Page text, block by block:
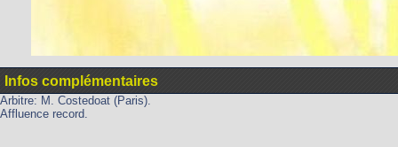
Infos complémentaires
Arbitre: M. Costedoat (Paris).
Affluence record.